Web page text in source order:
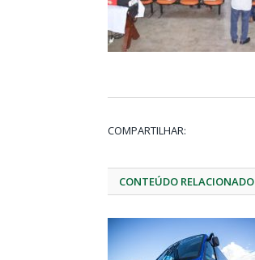
COMPARTILHAR:
CONTEÚDO RELACIONADO